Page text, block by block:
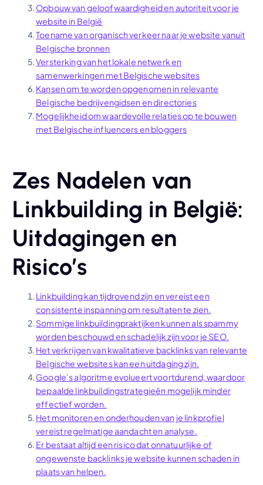
Opbouw van geloofwaardigheid en autoriteit voor je
website in België
Toename van organisch verkeer naar je website vanuit
Belgische bronnen
Versterking van het lokale netwerk en
samenwerkingen met Belgische websites
Kansen om te worden opgenomen in relevante
Belgische bedrijvengidsen en directories
Mogelijkheid om waardevolle relaties op te bouwen
met Belgische influencers en bloggers
Zes Nadelen van
Linkbuilding in België:
Uitdagingen en
Risico’s
Linkbuilding kan tijdrovend zijn en vereist een
consistente inspanning om resultaten te zien.
Sommige linkbuildingpraktijken kunnen als spammy
worden beschouwd en schadelijk zijn voor je SEO.
Het verkrijgen van kwalitatieve backlinks van relevante
Belgische websites kan een uitdaging zijn.
Google’s algoritme evolueert voortdurend, waardoor
bepaalde linkbuildingstrategieën mogelijk minder
effectief worden.
Het monitoren en onderhouden van je linkprofiel
vereist regelmatige aandacht en analyse.
Er bestaat altijd een risico dat onnatuurlijke of
ongewenste backlinks je website kunnen schaden in
plaats van helpen.